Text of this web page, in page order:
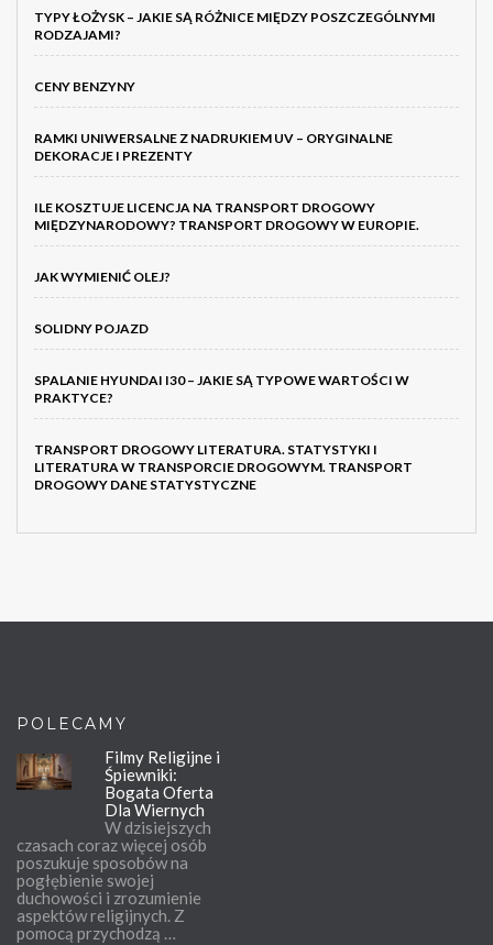
TYPY ŁOŻYSK – JAKIE SĄ RÓŻNICE MIĘDZY POSZCZEGÓLNYMI
RODZAJAMI?
CENY BENZYNY
RAMKI UNIWERSALNE Z NADRUKIEM UV – ORYGINALNE
DEKORACJE I PREZENTY
ILE KOSZTUJE LICENCJA NA TRANSPORT DROGOWY
MIĘDZYNARODOWY? TRANSPORT DROGOWY W EUROPIE.
JAK WYMIENIĆ OLEJ?
SOLIDNY POJAZD
SPALANIE HYUNDAI I30 – JAKIE SĄ TYPOWE WARTOŚCI W
PRAKTYCE?
TRANSPORT DROGOWY LITERATURA. STATYSTYKI I
LITERATURA W TRANSPORCIE DROGOWYM. TRANSPORT
DROGOWY DANE STATYSTYCZNE
POLECAMY
Filmy Religijne i
Śpiewniki:
Bogata Oferta
Dla Wiernych
W dzisiejszych
czasach coraz więcej osób
poszukuje sposobów na
pogłębienie swojej
duchowości i zrozumienie
aspektów religijnych. Z
pomocą przychodzą …